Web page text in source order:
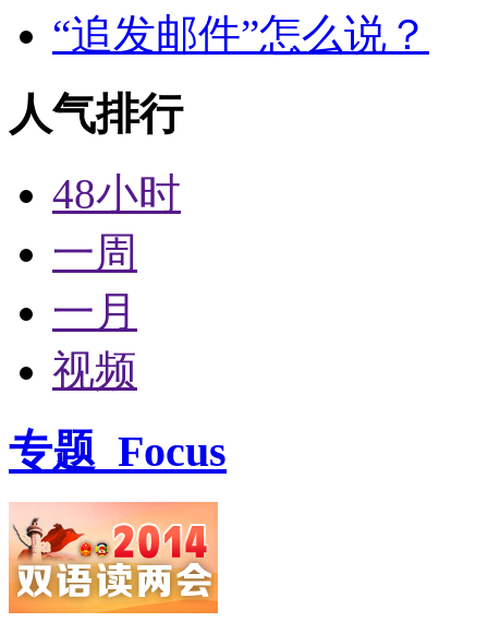
“追发邮件”怎么说？
人气排行
48小时
一周
一月
视频
专题 Focus